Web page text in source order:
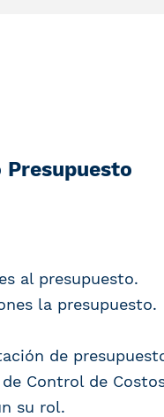
al presupuesto.
la presupuesto.
de
Control de
su rol.